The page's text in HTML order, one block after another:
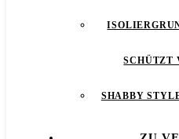
SCHÜTZT
SHABBY